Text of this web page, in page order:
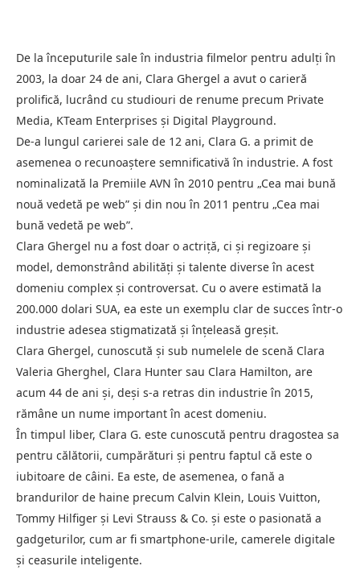
De la începuturile sale în industria filmelor pentru adulți în
2003, la doar 24 de ani, Clara Ghergel a avut o carieră
prolifică, lucrând cu studiouri de renume precum Private
Media, KTeam Enterprises și Digital Playground.
De-a lungul carierei sale de 12 ani, Clara G. a primit de
asemenea o recunoaștere semnificativă în industrie. A fost
nominalizată la Premiile AVN în 2010 pentru „Cea mai bună
nouă vedetă pe web” și din nou în 2011 pentru „Cea mai
bună vedetă pe web”.
Clara Ghergel nu a fost doar o actriță, ci și regizoare și
model, demonstrând abilități și talente diverse în acest
domeniu complex și controversat. Cu o avere estimată la
200.000 dolari SUA, ea este un exemplu clar de succes într-o
industrie adesea stigmatizată și înțeleasă greșit.
Clara Ghergel, cunoscută și sub numelele de scenă Clara
Valeria Gherghel, Clara Hunter sau Clara Hamilton, are
acum 44 de ani și, deși s-a retras din industrie în 2015,
rămâne un nume important în acest domeniu.
În timpul liber, Clara G. este cunoscută pentru dragostea sa
pentru călătorii, cumpărături și pentru faptul că este o
iubitoare de câini. Ea este, de asemenea, o fană a
brandurilor de haine precum Calvin Klein, Louis Vuitton,
Tommy Hilfiger și Levi Strauss & Co. și este o pasionată a
gadgeturilor, cum ar fi smartphone-urile, camerele digitale
și ceasurile inteligente.